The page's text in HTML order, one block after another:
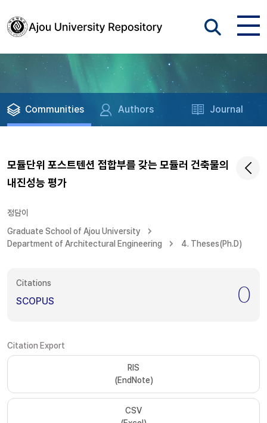
Communities Authors Journal
모듈단위 포스트텐션 접합부를 갖는 모듈러 건축물의
내진성능 평가
정담이
Graduate School of Ajou University
Department of Architectural Engineering
4. Theses(Ph.D)
Citations
SCOPUS 0
Citation Export
RIS
(EndNote)
CSV